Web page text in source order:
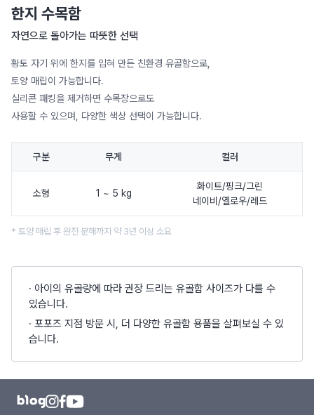
한지 수목함
자연으로 돌아가는 따뜻한 선택
황토 자기 위에 한지를 입혀 만든 친환경 유골함으로,
토양 매립이 가능합니다.
실리콘 패킹을 제거하면 수목장으로도
사용할 수 있으며, 다양한 색상 선택이 가능합니다.
구분 무게 컬러
소형 1 ~ 5 kg
화이트/핑크/그린
네이비/옐로우/레드
* 토양 매립 후 완전 분해까지 약 3년 이상 소요
· 아이의 유골량에 따라 권장 드리는 유골함 사이즈가 다를 수
있습니다.
· 포포즈 지점 방문 시, 더 다양한 유골함 용품을 살펴보실 수 있
습니다.